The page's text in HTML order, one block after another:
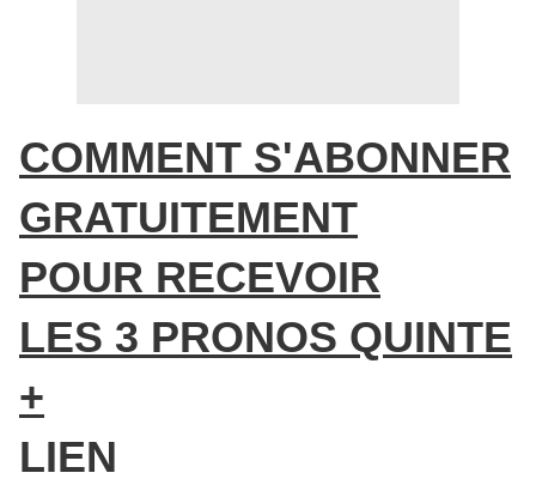
COMMENT S'ABONNER
GRATUITEMENT
POUR RECEVOIR
LES 3 PRONOS QUINTE
+
LIEN